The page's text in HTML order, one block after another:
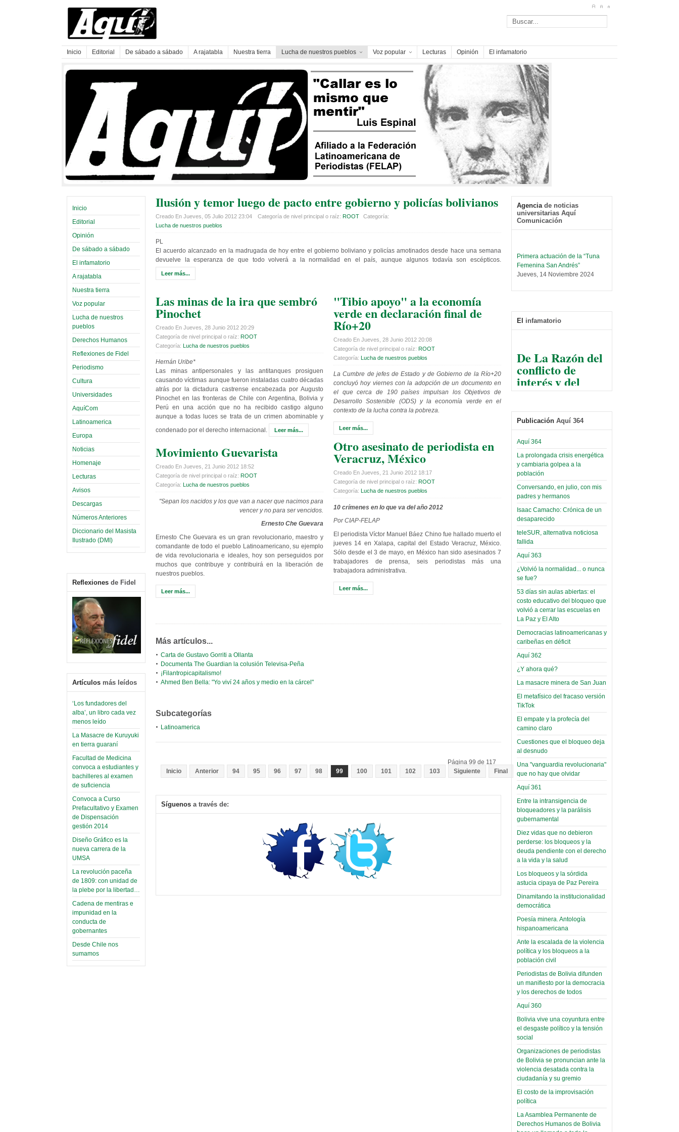
Inicio Editorial De sábado a sábado A rajatabla Nuestra tierra Lucha de nuestros pueblos Voz popular Lecturas Opinión El infamatorio
Inicio
Editorial
Opinión
De sábado a sábado
El infamatorio
A rajatabla
Nuestra tierra
Voz popular
Lucha de nuestros
pueblos
Derechos Humanos
Reflexiones de Fidel
Periodismo
Cultura
Universidades
AquíCom
Latinoamerica
Europa
Noticias
Homenaje
Lecturas
Avisos
Descargas
Números Anteriores
Diccionario del Masista
Ilustrado (DMI)
Reflexiones de Fidel
Artículos más leídos
‘Los fundadores del
alba’, un libro cada vez
menos leído
La Masacre de Kuruyuki
en tierra guaraní
Facultad de Medicina
convoca a estudiantes y
bachilleres al examen
de suficiencia
Convoca a Curso
Prefacultativo y Examen
de Dispensación
gestión 2014
Diseño Gráfico es la
nueva carrera de la
UMSA
La revolución paceña
de 1809: con unidad de
la plebe por la libertad…
Cadena de mentiras e
impunidad en la
conducta de
gobernantes
Desde Chile nos
sumamos
Ilusión y temor luego de pacto entre gobierno y policías bolivianos
Creado En Jueves, 05 Julio 2012 23:04 Categoría de nivel principal o raíz: ROOT
Categoría:
Lucha de nuestros pueblos
PL
El acuerdo alcanzado en la madrugada de hoy entre el gobierno boliviano y policías amotinados desde hace una semana
devuelve la esperanza de que todo volverá a la normalidad en el país, aunque algunos todavía son escépticos.
Leer más...
Las minas de la ira que sembró
Pinochet
Creado En Jueves, 28 Junio 2012 20:29
Categoría de nivel principal o raíz: ROOT
Categoría: Lucha de nuestros pueblos
Hernán Uribe*
Las minas antipersonales y las antitanques prosiguen
causando víctimas aunque fueron instaladas cuatro décadas
atrás por la dictadura castrense encabezada por Augusto
Pinochet en las fronteras de Chile con Argentina, Bolivia y
Perú en una acción que no ha recibido castigo alguno
aunque a todas luces se trata de un crimen abominable y
condenado por el derecho internacional.
Leer más...
Movimiento Guevarista
Creado En Jueves, 21 Junio 2012 18:52
Categoría de nivel principal o raíz: ROOT
Categoría:
Lucha de nuestros pueblos
"Sepan los nacidos y los que van a nacerque nacimos para
vencer y no para ser vencidos.
Ernesto Che Guevara
Ernesto Che Guevara es un gran revolucionario, maestro y
comandante de todo el pueblo Latinoamericano, su ejemplo
de vida revolucionaria e ideales, hoy son perseguidos por
muchos que contribuye y contribuirá en la liberación de
nuestros pueblos.
Leer más...
"Tibio apoyo" a la economía
verde en declaración final de
Río+20
Creado En Jueves, 28 Junio 2012 20:08
Categoría de nivel principal o raíz: ROOT
Categoría: Lucha de nuestros pueblos
La Cumbre de jefes de Estado y de Gobierno de la Río+20
concluyó hoy viernes con la adopción de un documento en
el que cerca de 190 países impulsan los Objetivos de
Desarrollo Sostenible (ODS) y la economía verde en el
contexto de la lucha contra la pobreza.
Leer más...
Otro asesinato de periodista en
Veracruz, México
Creado En Jueves, 21 Junio 2012 18:17
Categoría de nivel principal o raíz: ROOT
Categoría:
Lucha de nuestros pueblos
10 crímenes en lo que va del año 2012
Por CIAP-FELAP
El periodista Víctor Manuel Báez Chino fue hallado muerto el
jueves 14 en Xalapa, capital del Estado Veracruz, México.
Sólo desde el 3 de mayo, en México han sido asesinados 7
trabajadores de prensa, seis periodistas más una
trabajadora administrativa.
Leer más...
Más artículos...
Carta de Gustavo Gorriti a Ollanta
Documenta The Guardian la colusión Televisa-Peña
¡Filantropicapitalismo!
Ahmed Ben Bella: "Yo viví 24 años y medio en la cárcel"
Subcategorías
Latinoamerica
Página 99 de 117
Inicio
Anterior 94 95 96 97 98 99 100 101 102 103 Siguiente Final
Síguenos a través de:
Agencia de noticias
universitarias Aquí
Comunicación
Primera actuación de la “Tuna
Femenina San Andrés”
Jueves, 14 Noviembre 2024
Sábado, 14 Septiembre 2024
taller de software estadístico en
la UMSA
Sábado, 14 Septiembre 2024
certificados por apoyo al
Séptimo Encuentro de
Sábado, 14 Octubre 2023
Leer Más...
Trabajo Social de la UMSA
volverá a las urnas para elegir a
su directora
Sábado, 14 Octubre 2023
Leer Más...
Candidatos del MAS se
presentarán en la UMSA
Jueves, 14 Septiembre 2023
Leer Más...
Carrera de Geografía realiza
Segundo Congreso Nacional
Viernes, 14 Octubre 2022
Leer Más...
Docentes y estudiantes de
Trabajo Social de la UMSA
elegirán directora
Viernes, 14 Octubre 2022
Leer Más...
“Tuna Femenina San Andrés”
toca y canta con coraje
Miércoles, 14 Septiembre 2022
Leer Más...
Posesionan a dirigentes de
Asociación de Docentes
Domingo, 14 Agosto 2022
Leer Más...
El infamatorio
De La Razón del
conflicto de
interés y del
razonable arte
y esconder la
mano
El Infamatorio
Jueves, 10 Diciembre 2020
Read more...
Infierno Covid
parte VI:
Gabinete de
Áñez se atribuye
construcción de
hospitales
prefabricados en
la que no tuvo
participación;
más de 24 horas
después rectifica
parcialmente
El Infamatorio
Miércoles, 09 Diciembre 2020
Read more...
Interpretación
de un álbum de
narco-fotos
(Miscelánea
Palaciega 8)
El Infamatorio
Miércoles, 19 Junio 2019
Read more...
Cosmética
descolonizadora
(Miscelánea
palaciega 7)
El Infamatorio
Lunes, 27 Mayo 2019
Read more...
Creacionismo,
filtraciones e
inicio de la
campaña del
MAS
(Miscelánea
palaciega 6)
El Infamatorio
Domingo, 12 Mayo 2019
Read more...
Publicación Aquí 364
Aquí 364
La prolongada crisis energética
y cambiaria golpea a la
población
Conversando, en julio, con mis
padres y hermanos
Isaac Camacho: Crónica de un
desaparecido
teleSUR, alternativa noticiosa
fallida
Aquí 363
¿Volvió la normalidad... o nunca
se fue?
53 días sin aulas abiertas: el
costo educativo del bloqueo que
volvió a cerrar las escuelas en
La Paz y El Alto
Democracias latinoamericanas y
caribeñas en déficit
Aquí 362
¿Y ahora qué?
La masacre minera de San Juan
El metafísico del fracaso versión
TikTok
El empate y la profecía del
camino claro
Cuestiones que el bloqueo deja
al desnudo
Una "vanguardia revolucionaria"
que no hay que olvidar
Aquí 361
Entre la intransigencia de
bloqueadores y la parálisis
gubernamental
Diez vidas que no debieron
perderse: los bloqueos y la
deuda pendiente con el derecho
a la vida y la salud
Los bloqueos y la sórdida
astucia cipaya de Paz Pereira
Dinamitando la institucionalidad
democrática
Poesía minera. Antología
hispanoamericana
Ante la escalada de la violencia
política y los bloqueos a la
población civil
Periodistas de Bolivia difunden
un manifiesto por la democracia
y los derechos de todos
Aquí 360
Bolivia vive una coyuntura entre
el desgaste político y la tensión
social
Organizaciones de periodistas
de Bolivia se pronuncian ante la
violencia desatada contra la
ciudadanía y su gremio
El costo de la improvisación
política
La Asamblea Permanente de
Derechos Humanos de Bolivia